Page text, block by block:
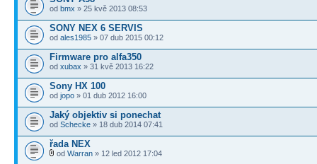
od bmx » 25 kvě 2013 08:53
SONY NEX 6 SERVIS
od ales1985 » 07 dub 2015 00:12
Firmware pro alfa350
od xubax » 31 kvě 2013 16:22
Sony HX 100
od jopo » 01 dub 2012 16:00
Jaký objektiv si ponechat
od Schecke » 18 dub 2014 07:41
řada NEX
od Warran » 12 led 2012 17:04